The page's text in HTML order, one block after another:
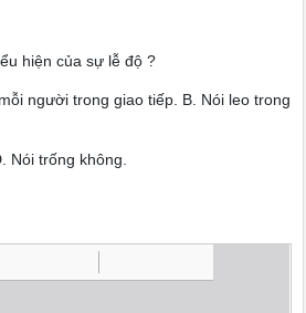
hiện của sự lễ độ ?
người trong giao tiếp. B. Nói leo trong
Nói trống không.